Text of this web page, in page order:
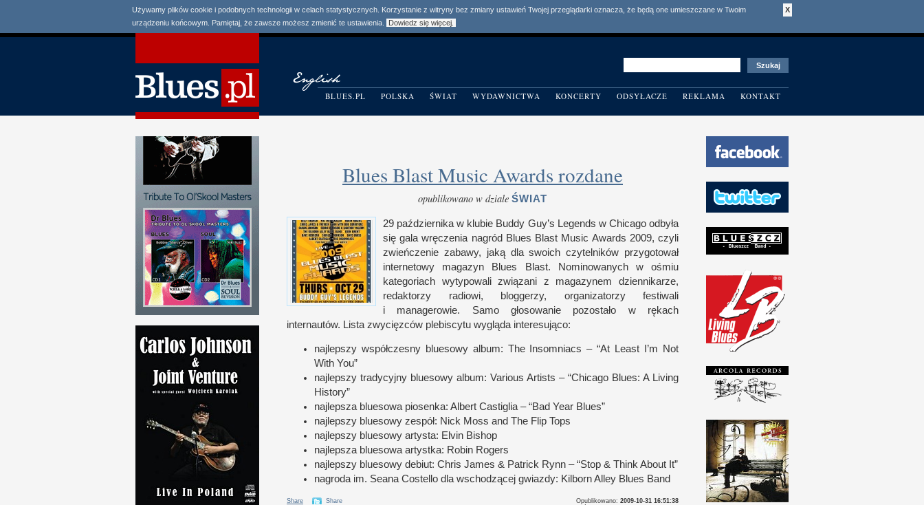
X
Używamy plików cookie i podobnych technologii w celach statystycznych. Korzystanie z witryny bez zmiany ustawień Twojej przeglądarki oznacza, że będą one umieszczane w Twoim
urządzeniu końcowym. Pamiętaj, że zawsze możesz zmienić te ustawienia.
Dowiedz się więcej.
BLUES.PL POLSKA ŚWIAT WYDAWNICTWA KONCERTY ODSYŁACZE REKLAMA KONTAKT
Blues Blast Music Awards rozdane
opublikowano w dziale ŚWIAT
29 październikaw klubie Buddy Guy’s Legends w Chicago odbyła
się gala wręczenia nagród Blues Blast Music Awards 2009, czyli
zwieńczenie zabawy, jaką dla swoich czytelników przygotował
internetowy magazyn Blues Blast. Nominowanych w ośmiu
kategoriach wytypowali związani z magazynem dziennikarze,
redaktorzy radiowi, bloggerzy, organizatorzy festiwali
i managerowie. Samo głosowanie pozostało w rękach
internautów. Lista zwycięzców plebiscytu wygląda interesująco:
najlepszy współczesny bluesowy album: The Insomniacs – “At Least I’m Not
With You”
najlepszy tradycyjny bluesowy album: Various Artists – “Chicago Blues: A Living
History”
najlepsza bluesowa piosenka: Albert Castiglia – “Bad Year Blues”
najlepszy bluesowy zespół: Nick Moss and The Flip Tops
najlepszy bluesowy artysta: Elvin Bishop
najlepsza bluesowa artystka: Robin Rogers
najlepszy bluesowy debiut: Chris James & Patrick Rynn – “Stop & Think About It”
nagroda im. Seana Costello dla wschodzącej gwiazdy: Kilborn Alley Blues Band
Share Share Opublikowano: 2009-10-31 16:51:38